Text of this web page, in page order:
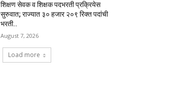
शिक्षण सेवक व शिक्षक पदभरती प्रक्रियेस
सुरुवात; राज्यात ३० हजार २०९ रिक्त पदांची
भरती..
August 7, 2026
Load more